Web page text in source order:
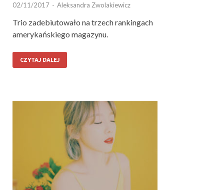
02/11/2017 - Aleksandra Zwolakiewicz
Trio zadebiutowało na trzech rankingach
amerykańskiego magazynu.
CZYTAJ DALEJ